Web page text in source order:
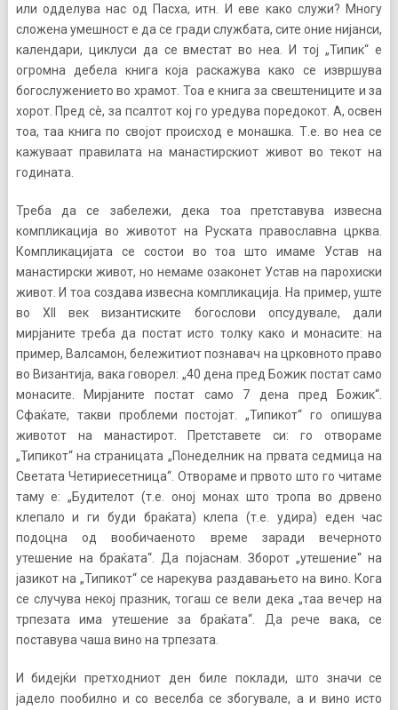
или одделува нас од Пасха, итн. И еве како служи? Многу
сложена умешност е да се гради службата, сите оние нијанси,
календари, циклуси да се вместат во неа. И тој „Типик“ е
огромна дебела книга која раскажува како се извршува
богослужението во храмот. Тоа е книга за свештениците и за
хорот. Пред сè, за псалтот кој го уредува поредокот. А, освен
тоа, таа книга по својот происход е монашка. Т.е. во неа се
кажуваат правилата на манастирскиот живот во текот на
годината.
Треба да се забележи, дека тоа претставува извесна
компликација во животот на Руската православна црква.
Компликацијата се состои во тоа што имаме Устав на
манастирски живот, но немаме озаконет Устав на парохиски
живот. И тоа создава извесна компликација. На пример, уште
во XII век византиските богослови опсудувале, дали
мирјаните треба да постат исто толку како и монасите: на
пример, Валсамон, бележитиот познавач на црковното право
во Византија, вака говорел: „40 дена пред Божик постат само
монасите. Мирјаните постат само 7 дена пред Божик“.
Сфаќате, такви проблеми постојат. „Типикот“ го опишува
животот на манастирот. Претставете си: го отвораме
„Типикот“ на страницата „Понеделник на првата седмица на
Светата Четириесетница“. Отвораме и првото што го читаме
таму е: „Будителот (т.е. оној монах што тропа во дрвено
клепало и ги буди браќата) клепа (т.е. удира) еден час
подоцна од вообичаеното време заради вечерното
утешение на браќата“. Да појаснам. Зборот „утешение“ на
јазикот на „Типикот“ се нарекува раздавањето на вино. Кога
се случува некој празник, тогаш се вели дека „таа вечер на
трпезата има утешение за браќата“. Да рече вака, се
поставува чаша вино на трпезата.
И бидејќи претходниот ден биле поклади, што значи се
јадело пообилно и со веселба се збогувале, а и вино исто